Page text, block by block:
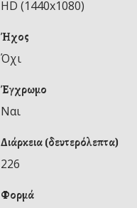
HD (1440x1080)
Ήχος
Όχι
Έγχρωμο
Ναι
Διάρκεια (δευτερόλεπτα)
226
Φορμά